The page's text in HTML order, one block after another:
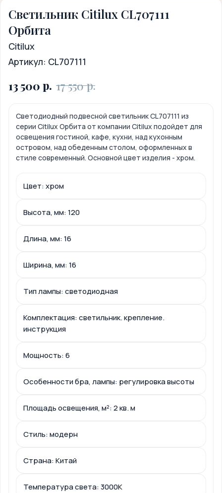
Светильник Citilux CL707111
Орбита
Citilux
Артикул: CL707111
13 500 р. 17 550 р.
Светодиодный подвесной светильник CL707111 из
серии Citilux Орбита от компании Citilux подойдет для
освещения гостиной, кафе, кухни, над кухонным
островом, над обеденным столом, оформленных в
стиле современный. Основной цвет изделия - хром.
Цвет: хром
Высота, мм: 120
Длина, мм: 16
Ширина, мм: 16
Тип лампы: светодиодная
Комплектация: светильник. крепление.
инструкция
Мощность: 6
Особенности бра, лампы: регулировка высоты
Площадь освещения, м²: 2 кв. м
Стиль: модерн
Страна: Китай
Температура света: 3000К